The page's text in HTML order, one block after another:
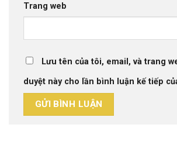
Trang web
Lưu tên của tôi, email, và trang
duyệt này cho lần bình luận kế tiếp